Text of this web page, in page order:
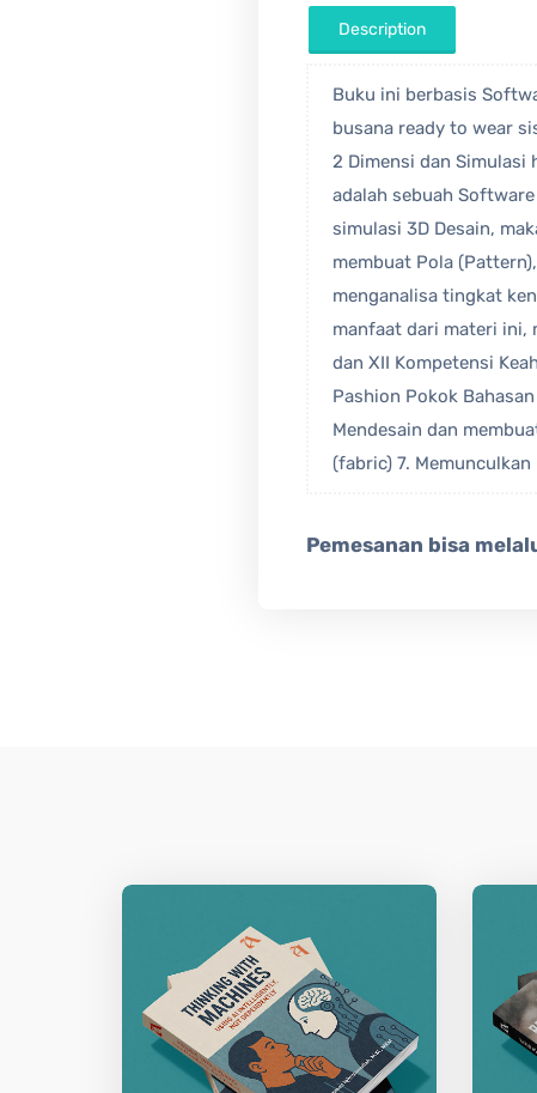
Buku ini berbasis
busana ready to wear
2 Dimensi dan Simulasi
adalah sebuah
simulasi 3D Desain,
membuat Pola
menganalisa tingkat
manfaat dari materi ini,
dan XII Kompetensi
Pashion Pokok
Mendesain dan
(fabric) 7.
Pemesanan bisa